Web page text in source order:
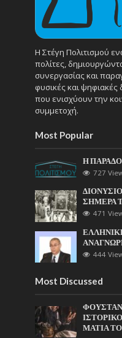
Η Στέγη Πολιτισμού
πολίτες,
συνεργασίας και
φυσικές και ψηφιακές
που ενισχύουν την
συμμετοχή.
Most Popular
Η
727
ΣΗΜΕΡΑ
471
444
Most Discussed
ΜΑΤΙΑ